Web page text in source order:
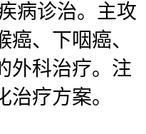
病诊治。主攻
、下咽癌、
外科治疗。注
疗方案。